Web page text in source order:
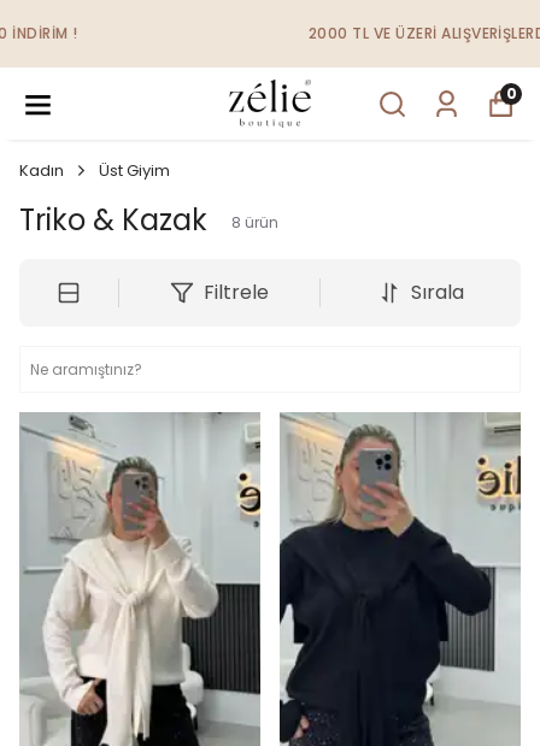
2000 TL VE ÜZERI ALIŞVERIŞLERDE ÜCRETSIZ KARGO
0
Kadın Üst Giyim
Triko & Kazak 8 ürün
Filtrele Sırala